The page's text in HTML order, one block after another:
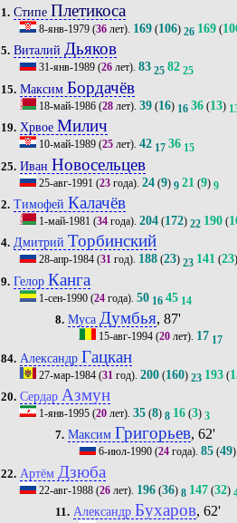
1. Стипе Плетикоса
8-янв-1979(36лет). 169(106) 26 169(
5. Виталий Дьяков
31-янв-1989(26лет). 83 25 82 25
15. Максим Бордачёв
18-май-1986(28лет). 39(16) 16 36(13)
19. Хрвое Милич
10-май-1989(25лет). 42 17 36 15
25. Иван Новосельцев
25-авг-1991 (23года). 24(9) 9 21 (9) 9
2. Тимофей Калачёв
1-май-1981 (34года). 204(172) 22 190(
4. Дмитрий Торбинский
28-апр-1984(31год). 188(23) 23 141(23)
9. Гелор Канга
1-сен-1990(24года). 50 16 45 14
8. Муса Думбья, 87'
15-авг-1994 (20 лет). 17 17
84. Александр Гацкан
27-мар-1984(31 год). 200(160) 23 193(
20. Сердар Азмун
1-янв-1995(20лет). 35(8) 8 16(3) 3
7. Максим Григорьев, 62'
6-июл-1990 (24 года).85 (49)
22. Артём Дзюба
22-авг-1988(26лет). 196(36) 8 147(32)
11. Александр Бухаров, 62'